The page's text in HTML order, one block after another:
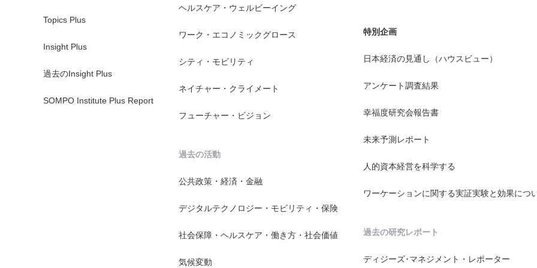
Topics Plus
Insight Plus
過去のInsight Plus
SOMPO Institute Plus Report
ヘルスケア・ウェルビーイング
ワーク・エコノミックグロース
シティ・モビリティ
ネイチャー・クライメート
フューチャー・ビジョン
過去の活動
公共政策・経済・金融
デジタルテクノロジー・モビリティ・保険
社会保障・ヘルスケア・働き方・社会価値
気候変動
特別企画
日本経済の見通し（ハウスビュー）
アンケート調査結果
幸福度研究会報告書
未来予測レポート
人的資本経営を科学する
ワーケーションに関する実証実験と効果につ
過去の研究レポート
ディジーズ･マネジメント・レポーター